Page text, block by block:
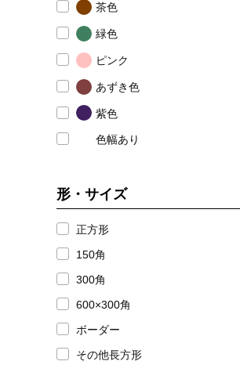
茶色
緑色
ピンク
あずき色
紫色
色幅あり
形・サイズ
正方形
150角
300角
600×300角
ボーダー
その他長方形